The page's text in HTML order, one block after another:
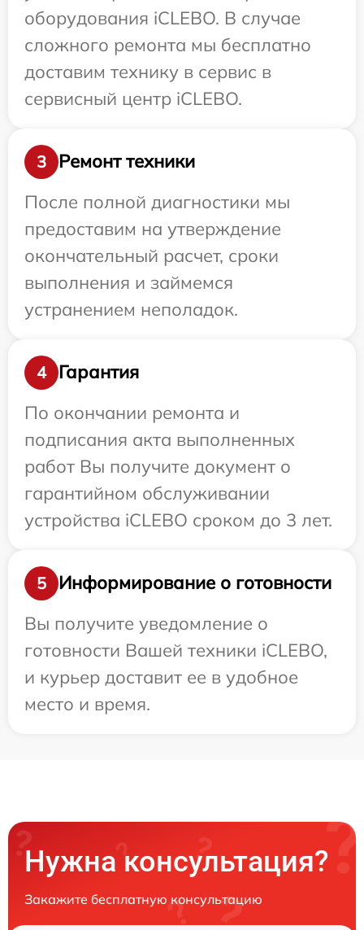
оборудования iCLEBO. В случае
сложного ремонта мы бесплатно
доставим технику в сервис в
сервисный центр iCLEBO.
3
Ремонт техники
После полной диагностики мы
предоставим на утверждение
окончательный расчет, сроки
выполнения и займемся
устранением неполадок.
4
Гарантия
По окончании ремонта и
подписания акта выполненных
работ Вы получите документ о
гарантийном обслуживании
устройства iCLEBO сроком до 3 лет.
5
Информирование о готовности
Вы получите уведомление о
готовности Вашей техники iCLEBO,
и курьер доставит ее в удобное
место и время.
Нужна консультация?
Закажите бесплатную консультацию